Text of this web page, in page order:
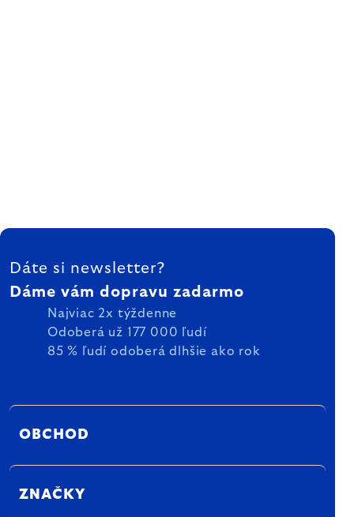
ZÁPÄTIE
Dáte si newsletter?
Dáme vám dopravu zadarmo
Najviac 2x týždenne
Odoberá už 177 000 ľudí
85 % ľudí odoberá dlhšie ako rok
OBCHOD
ZNAČKY